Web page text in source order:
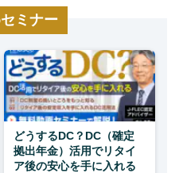
ミナー
どうするDC？DC（確定
拠出年金）活用でリタイ
ア後の安心を手に入れる